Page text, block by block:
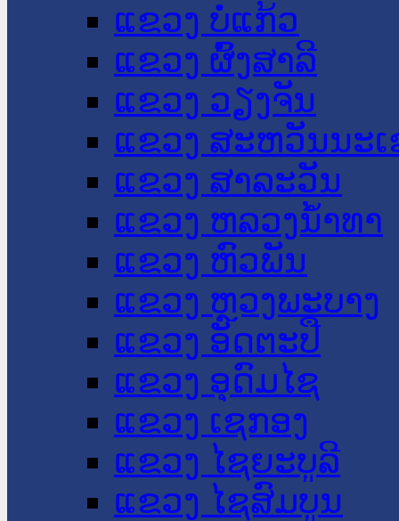
ແຂວງ ບໍ່ແກ້ວ
ແຂວງ ຜົ້ງສາລີ
ແຂວງ ວຽງຈັນ
ແຂວງ ສະຫວັນນະ
ແຂວງ ສາລະວັນ
ແຂວງ ຫລວງນໍ້າທາ
ແຂວງ ຫົວພັນ
ແຂວງ ຫຼວງພະບາງ
ແຂວງ ອັດຕະປື
ແຂວງ ອຸດົມໄຊ
ແຂວງ ເຊກອງ
ແຂວງ ໄຊຍະບູລີ
ແຂວງ ໄຊສົມບູນ